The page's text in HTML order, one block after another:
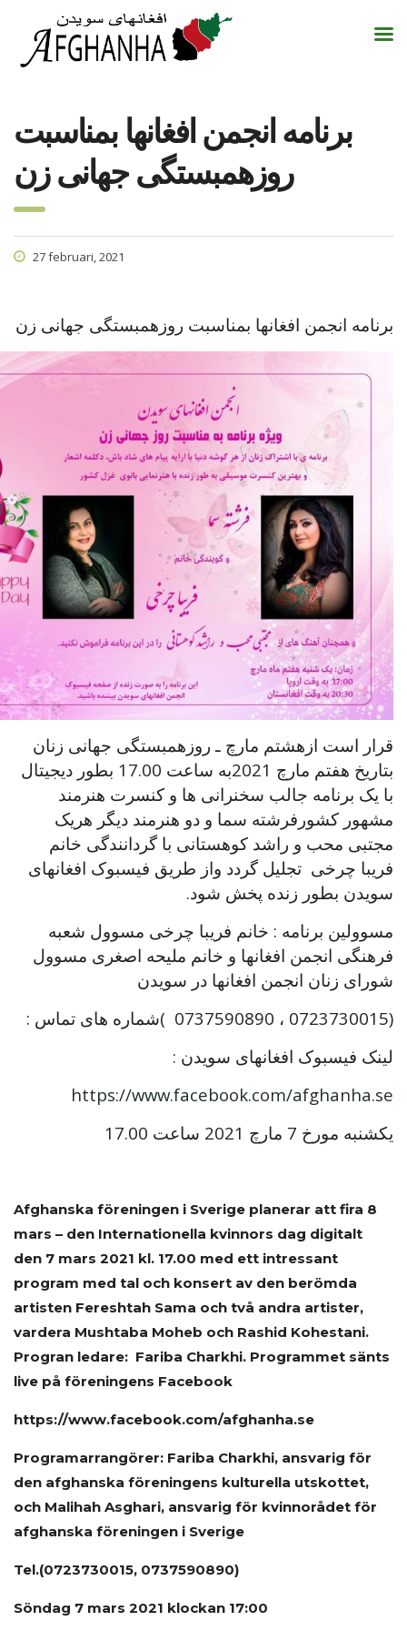
برنامه انجمن افغانها بمناسبت
روزهمبستگی جهانی زن
27 februari, 2021
برنامه انجمن افغانها بمناسبت روزهمبستگی جهانی زن
قرار است ازهشتم مارچ ـ روزهمبستگی جهانی زنان
بتاریخ هفتم مارچ 2021به ساعت 17.00 بطور دیجیتال
با یک برنامه جالب سخنرانی ها و کنسرت هنرمند
مشهور کشورفرشته سما و دو هنرمند دیگر هریک
مجتبی محب و راشد کوهستانی با گردانندگی خانم
فریبا چرخی تجلیل گردد واز طریق فیسبوک افغانهای
سویدن بطور زنده پخش شود.
مسوولین برنامه : خانم فریبا چرخی مسوول شعبه
فرهنگی انجمن افغانها و خانم ملیحه اصغری مسوول
شورای زنان انجمن افغانها در سویدن
(0723730015 ، 0737590890 )شماره های تماس :
لینک فیسبوک افغانهای سویدن :
https://www.facebook.com/afghanha.se
یکشنبه مورخ 7 مارچ 2021 ساعت 17.00
Afghanska föreningen i Sverige planerar att fira 8
mars – den Internationella kvinnors dag digitalt
den 7 mars 2021 kl. 17.00 med ett intressant
program med tal och konsert av den berömda
artisten Fereshtah Sama och två andra artister,
vardera Mushtaba Moheb och Rashid Kohestani.
Progran ledare: Fariba Charkhi. Programmet sänts
live på föreningens Facebook
https://www.facebook.com/afghanha.se
Programarrangörer: Fariba Charkhi, ansvarig för
den afghanska föreningens kulturella utskottet,
och Malihah Asghari, ansvarig för kvinnorådet för
afghanska föreningen i Sverige
Tel.(0723730015, 0737590890)
Söndag 7 mars 2021 klockan 17:00